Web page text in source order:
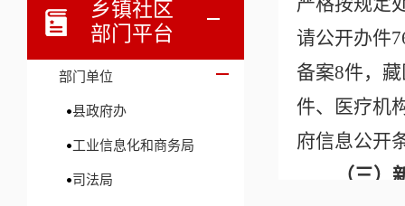
乡镇社区
部门平台
部门单位
县政府办
工业信息化和商务局
司法局
请公开办件
备案8件，
件、医疗机
府信息公开
（三）